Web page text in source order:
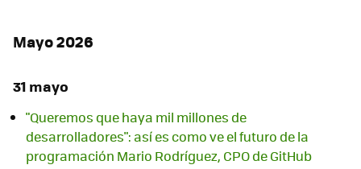
Mayo 2026
31 mayo
"Queremos que haya mil millones de
desarrolladores": así es como ve el futuro de la
programación Mario Rodríguez, CPO de GitHub